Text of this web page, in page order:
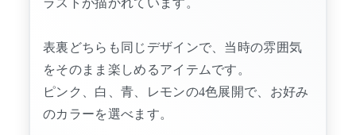
ラストが描かれています。
表裏どちらも同じデザインで、当時の雰囲気
をそのまま楽しめるアイテムです。
ピンク、白、青、レモンの4色展開で、お好み
のカラーを選べます。